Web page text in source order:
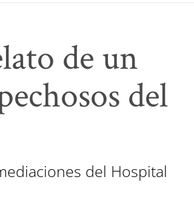
de un
del
del Hospital